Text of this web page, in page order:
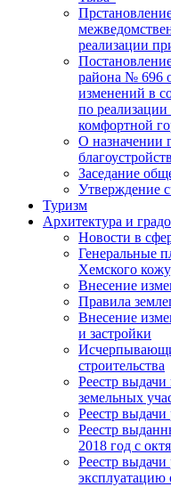
реализации
района № 696
изменений в
по
комфортной
О назначении
Заседание
Утверждение
Туризм
Архитектура и
Новости в
Генеральные
Хемского
Внесение
Правила
Внесение
и застройки
строительства
Реестр выдачи
земельных
Реестр выдачи
Реестр
2018 год с
Реестр
эксплуатацию